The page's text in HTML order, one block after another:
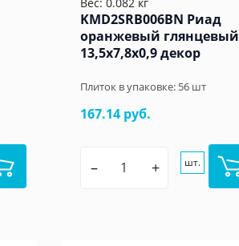
KMD2SRB006BN Риад
оранжевый глянцевый
13,5x7,8x0,9 декор
Плиток в упаковке: 56 шт
167.14 руб.
– + шт.